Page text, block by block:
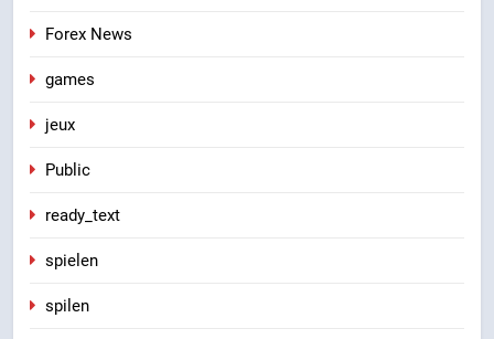
Forex News
games
jeux
Public
ready_text
spielen
spilen